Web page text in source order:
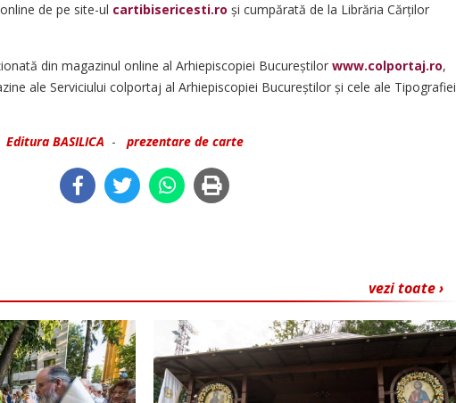
de pe site-ul cartibisericesti.ro și cumpărată de la Librăria Cărților
din magazinul online al Arhiepiscopiei Bucureștilor www.colportaj.ro,
ale Serviciului colportaj al Arhiepiscopiei Bucureștilor și cele ale Tipografiei
Editura BASILICA - prezentare de carte
vezi toate ›